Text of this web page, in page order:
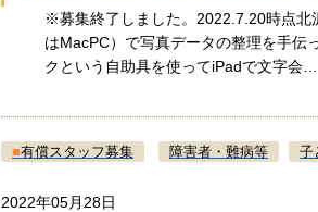
※募集終了しました。2022.7.20時点北
はMacPC）で写真データの整理を手伝
クという自助具を使ってiPadで文字
■有償スタッフ募集 障害者・難病等 子
2022年05月28日